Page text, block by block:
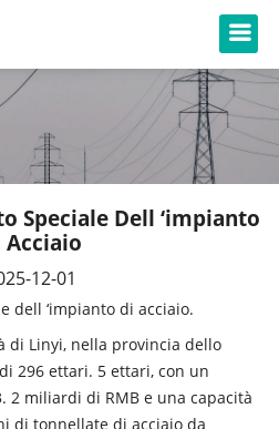
Speciale Dell ‘impianto
Acciaio
12-01
dell ‘impianto di acciaio.
di Linyi, nella provincia dello
296 ettari. 5 ettari, con un
2 miliardi di RMB e una capacità
di tonnellate di acciaio da